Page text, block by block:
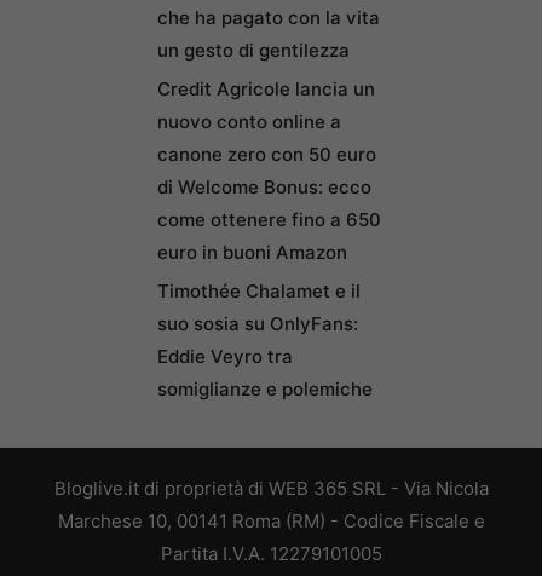
che ha pagato con la vita
un gesto di gentilezza
Credit Agricole lancia un
nuovo conto online a
canone zero con 50 euro
di Welcome Bonus: ecco
come ottenere fino a 650
euro in buoni Amazon
Timothée Chalamet e il
suo sosia su OnlyFans:
Eddie Veyro tra
somiglianze e polemiche
Bloglive.it di proprietà di WEB 365 SRL - Via Nicola
Marchese 10, 00141 Roma (RM) - Codice Fiscale e
Partita I.V.A. 12279101005